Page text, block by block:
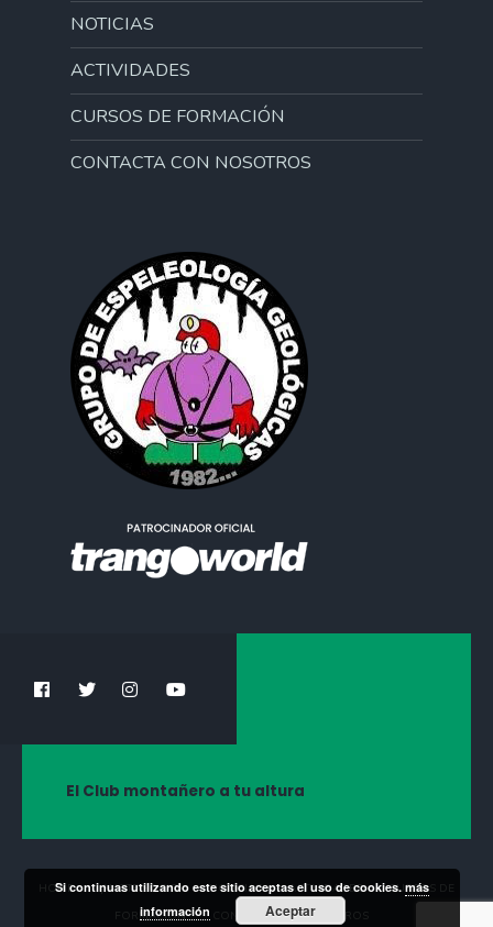
NOTICIAS
ACTIVIDADES
CURSOS DE FORMACIÓN
CONTACTA CON NOSOTROS
El Club montañero a tu altura
HOME ¡HAZTE SOCIO! NOTICIAS ACTIVIDADES
CURSOS DE
FORMACIÓN
CONTACTA CON NOSOTROS
Si continuas utilizando este sitio aceptas el uso de cookies.más
información
Aceptar